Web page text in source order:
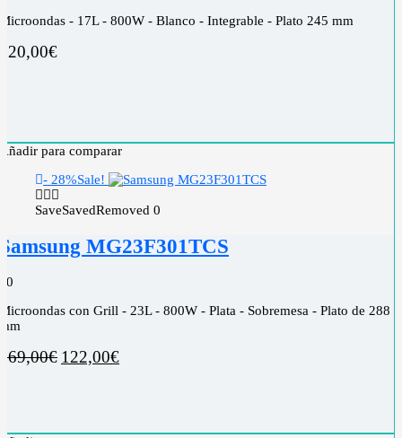
Microondas - 17L - 800W - Blanco - Integrable - Plato 245 mm
120,00€
Añadir para comparar
- 28%Sale!
SaveSavedRemoved 0
Samsung MG23F301TCS
0
Microondas con Grill - 23L - 800W - Plata - Sobremesa - Plato de 288
mm
169,00€ 122,00€